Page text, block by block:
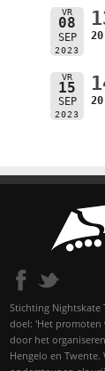
VR
08
SEP
2023
VR
15
SEP
2023
Stichting
doel: 'Het promoten
door het
Hengelo en Twente.